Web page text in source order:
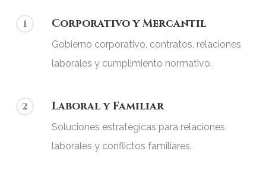
1 Corporativo y Mercantil
Gobierno corporativo, contratos, relaciones
laborales y cumplimiento normativo.
2 Laboral y Familiar
Soluciones estratégicas para relaciones
laborales y conflictos familiares.